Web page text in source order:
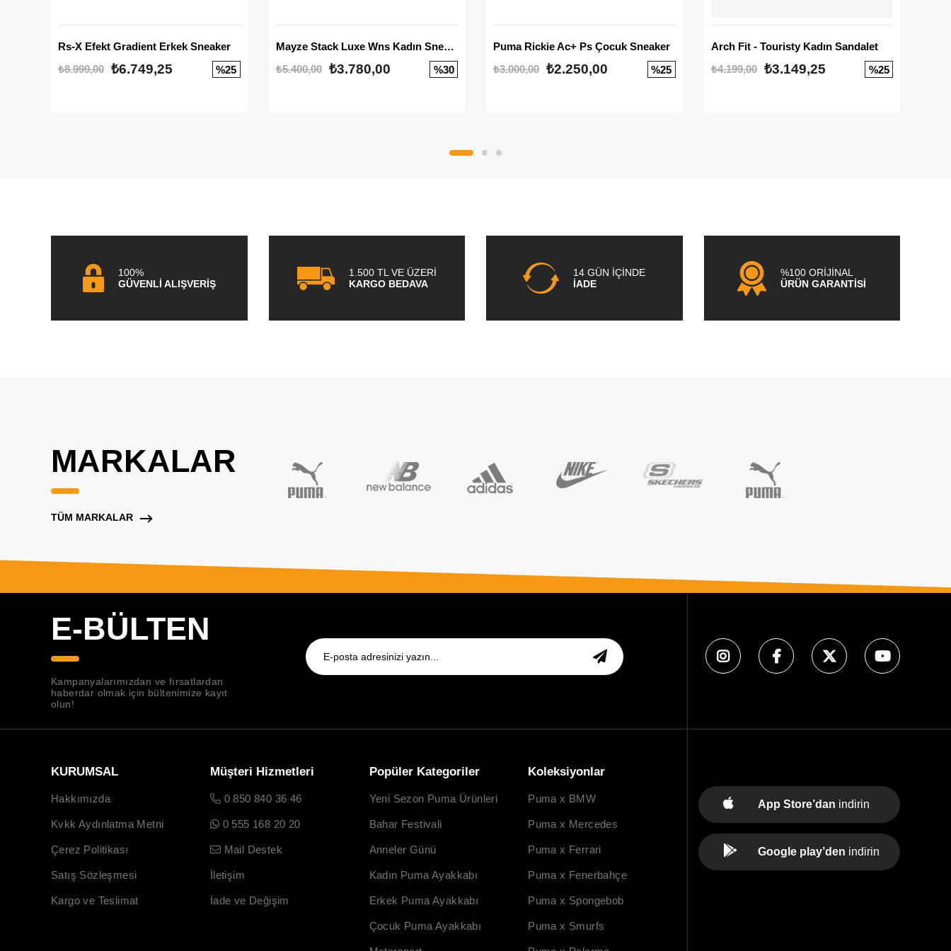
Rs-X Efekt Gradient Erkek Sneaker
₺8.999,00 ₺6.749,25 %25
Mayze Stack Luxe Wns Kadın Sneaker
₺5.400,00
₺3.780,00 %30
Puma Rickie Ac+ Ps Çocuk Sneaker
₺3.000,00 ₺2.250,00 %25
Arch Fit - Touristy Kadın Sandalet
₺4.199,00
₺3.149,25 %25
100%
GÜVENLİ ALIŞVERİŞ
1.500 TL VE ÜZERİ
KARGO BEDAVA
14 GÜN İÇİNDE
İADE
%100 ORİJİNAL
ÜRÜN GARANTİSİ
MARKALAR
TÜM MARKALAR
E-BÜLTEN
Kampanyalarımızdan ve fırsatlardan
haberdar olmak için bültenimize kayıt
olun!
KURUMSAL
Hakkımızda
Kvkk Aydınlatma Metni
Çerez Politikası
Satış Sözleşmesi
Kargo ve Teslimat
Müşteri Hizmetleri
0 850 840 36 46
0 555 168 20 20
Mail Destek
İletişim
İade ve Değişim
Popüler Kategoriler
Yeni Sezon Puma Ürünleri
Bahar Festivali
Anneler Günü
Kadın Puma Ayakkabı
Erkek Puma Ayakkabı
Çocuk Puma Ayakkabı
Koleksiyonlar
Puma x BMW
Puma x Mercedes
Puma x Ferrari
Puma x Fenerbahçe
Puma x Spongebob
Puma x Smurfs
App Store’dan indirin
Google play’den indirin